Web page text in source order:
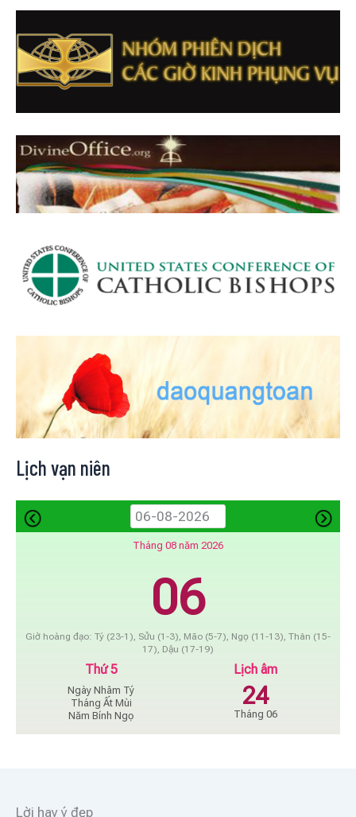
Lịch vạn niên
Tháng 08 năm 2026
06
Giờ hoàng đạo: Tý (23-1), Sửu (1-3), Mão (5-7), Ngọ (11-13), Thân (15-
17), Dậu (17-19)
Thứ 5
Ngày Nhâm Tý
Tháng Ất Mùi
Năm Bính Ngọ
Lịch âm
24
Tháng 06
Lời hay ý đẹp